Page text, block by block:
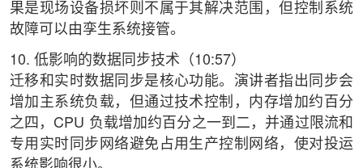
果是现场设备损坏则不属于其解决范围，但控制系统
故障可以由孪生系统接管。
10. 低影响的数据同步技术（10:57）
迁移和实时数据同步是核心功能。演讲者指出同步会
增加主系统负载，但通过技术控制，内存增加约百分
之四，CPU 负载增加约百分之一到二，并通过限流和
专用实时同步网络避免占用生产控制网络，使对投运